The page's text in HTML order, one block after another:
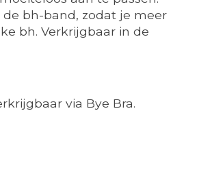
bh-band, zodat je meer
bh. Verkrijgbaar in de
via Bye Bra.